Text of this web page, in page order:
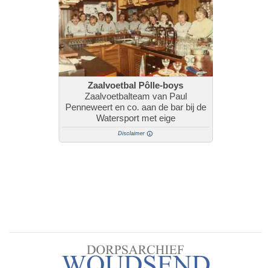
Zaalvoetbal Pôlle-boys
Zaalvoetbalteam van Paul
Penneweert en co. aan de bar bij de
Watersport met eige
Disclaimer